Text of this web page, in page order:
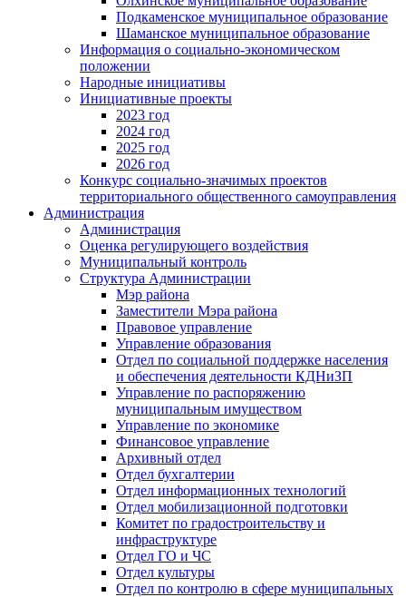
Подкаменское муниципальное образование
Шаманское муниципальное образование
Информация о социально-экономическом
положении
Народные инициативы
Инициативные проекты
2023 год
2024 год
2025 год
2026 год
Конкурс социально-значимых проектов
территориального общественного самоуправления
Администрация
Администрация
Оценка регулирующего воздействия
Муниципальный контроль
Структура Администрации
Мэр района
Заместители Мэра района
Правовое управление
Управление образования
Отдел по социальной поддержке населения
и обеспечения деятельности КДНиЗП
Управление по распоряжению
муниципальным имуществом
Управление по экономике
Финансовое управление
Архивный отдел
Отдел бухгалтерии
Отдел информационных технологий
Отдел мобилизационной подготовки
Комитет по градостроительству и
инфраструктуре
Отдел ГО и ЧС
Отдел культуры
Отдел по контролю в сфере муниципальных